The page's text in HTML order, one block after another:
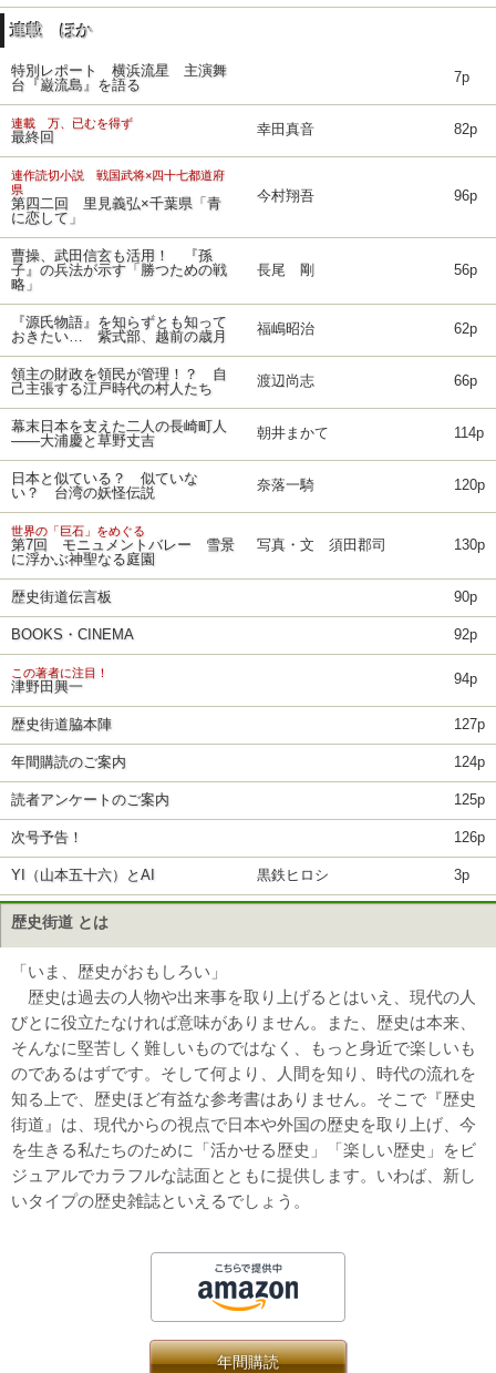
連載 ほか
特別レポート 横浜流星 主演舞
台『巌流島』を語る
7p
連載 万、已むを得ず
最終回 幸田真音 82p
連作読切小説 戦国武将×四十七都道府
県
第四二回 里見義弘×千葉県「青
に恋して」
今村翔吾 96p
曹操、武田信玄も活用！ 『孫
子』の兵法が示す「勝つための戦
略」
長尾 剛 56p
『源氏物語』を知らずとも知って
おきたい… 紫式部、越前の歳月
福嶋昭治 62p
領主の財政を領民が管理！？ 自
己主張する江戸時代の村人たち
渡辺尚志 66p
幕末日本を支えた二人の長崎町人
――大浦慶と草野丈吉
朝井まかて 114p
日本と似ている？ 似ていな
い？ 台湾の妖怪伝説
奈落一騎 120p
世界の「巨石」をめぐる
第7回 モニュメントバレー 雪景
に浮かぶ神聖なる庭園
写真・文 須田郡司 130p
歴史街道伝言板 90p
BOOKS・CINEMA 92p
この著者に注目！
津野田興一 94p
歴史街道脇本陣 127p
年間購読のご案内 124p
読者アンケートのご案内 125p
次号予告！ 126p
YI（山本五十六）とAI 黒鉄ヒロシ 3p
歴史街道 とは
「いま、歴史がおもしろい」
歴史は過去の人物や出来事を取り上げるとはいえ、現代の人
びとに役立たなければ意味がありません。また、歴史は本来、
そんなに堅苦しく難しいものではなく、もっと身近で楽しいも
のであるはずです。そして何より、人間を知り、時代の流れを
知る上で、歴史ほど有益な参考書はありません。そこで『歴史
街道』は、現代からの視点で日本や外国の歴史を取り上げ、今
を生きる私たちのために「活かせる歴史」「楽しい歴史」をビ
ジュアルでカラフルな誌面とともに提供します。いわば、新し
いタイプの歴史雑誌といえるでしょう。
年間購読